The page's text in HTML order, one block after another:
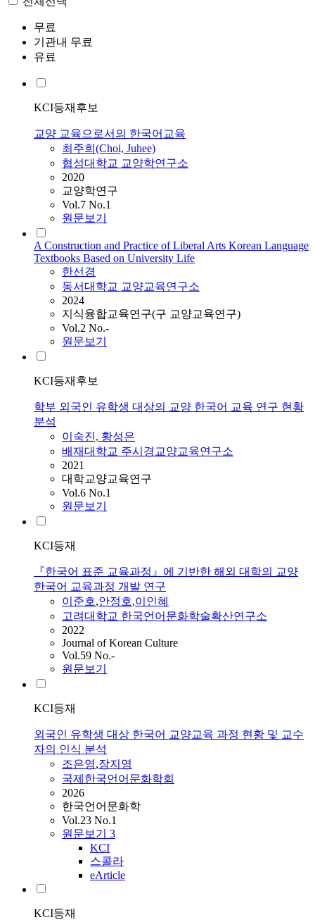
무료
기관내 무료
유료
KCI등재후보
교양 교육으로서의 한국어교육
최주희(Choi, Juhee)
협성대학교 교양학연구소
2020
교양학연구
Vol.7 No.1
원문보기
A Construction and Practice of Liberal Arts Korean Language
Textbooks Based on University Life
한선경
동서대학교 교양교육연구소
2024
지식융합교육연구(구 교양교육연구)
Vol.2 No.-
원문보기
KCI등재후보
학부 외국인 유학생 대상의 교양 한국어 교육 연구 현황
분석
이숙진, 황성은
배재대학교 주시경교양교육연구소
2021
대학교양교육연구
Vol.6 No.1
원문보기
KCI등재
『한국어 표준 교육과정』에 기반한 해외 대학의 교양
한국어 교육과정 개발 연구
이준호,안정호,이인혜
고려대학교 한국언어문화학술확산연구소
2022
Journal of Korean Culture
Vol.59 No.-
원문보기
KCI등재
외국인 유학생 대상 한국어 교양교육 과정 현황 및 교수
자의 인식 분석
조은영,장지영
국제한국언어문화학회
2026
한국언어문화학
Vol.23 No.1
원문보기 3
KCI
스콜라
eArticle
KCI등재